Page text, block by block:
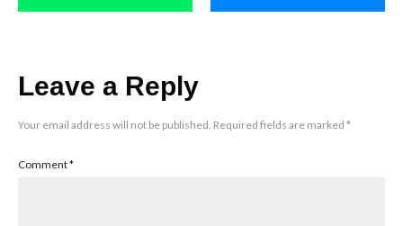
Leave a Reply
Your email address will not be published. Required fields are marked *
Comment*